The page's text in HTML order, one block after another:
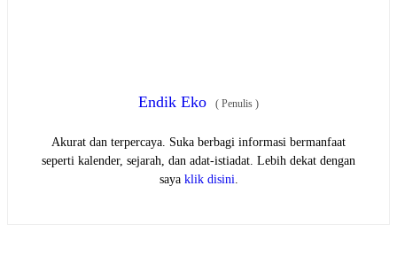
Endik Eko ( Penulis )
Akurat dan terpercaya. Suka berbagi informasi bermanfaat
seperti kalender, sejarah, dan adat-istiadat. Lebih dekat dengan
saya klik disini